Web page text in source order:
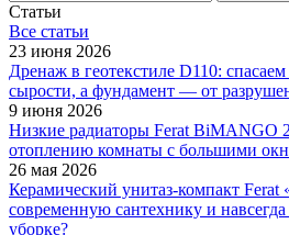
Статьи
Все cтатьи
23 июня 2026
Дренаж в геотекстиле D110:
сырости, а фундамент — от
9 июня 2026
Низкие радиаторы Ferat BiMANGO
отоплению комнаты с большими
26 мая 2026
Керамический унитаз-компакт
современную сантехнику и
уборке?